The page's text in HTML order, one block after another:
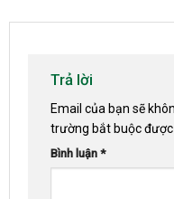
Trả lời
Email của bạn sẽ
trường bắt buộc
Bình luận *